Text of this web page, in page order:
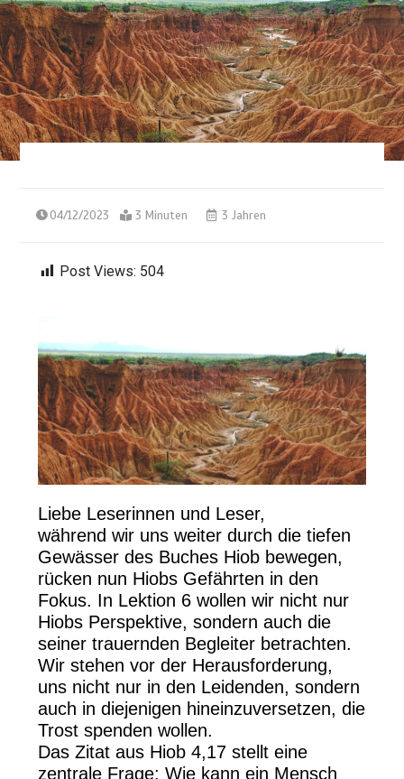
04/12/2023 3 Minuten 3 Jahren
Post Views: 504
Liebe Leserinnen und Leser,
während wir uns weiter durch die tiefen
Gewässer des Buches Hiob bewegen,
rücken nun Hiobs Gefährten in den
Fokus. In Lektion 6 wollen wir nicht nur
Hiobs Perspektive, sondern auch die
seiner trauernden Begleiter betrachten.
Wir stehen vor der Herausforderung,
uns nicht nur in den Leidenden, sondern
auch in diejenigen hineinzuversetzen, die
Trost spenden wollen.
Das Zitat aus Hiob 4,17 stellt eine
zentrale Frage: Wie kann ein Mensch